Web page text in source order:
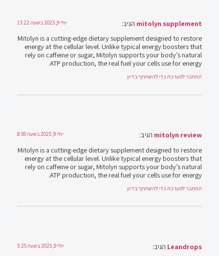
mitolyn supplement הגיב: יולי 9, 2025 בשעה 13:22
Mitolyn is a cutting-edge dietary supplement designed to restore
energy at the cellular level. Unlike typical energy boosters that
rely on caffeine or sugar, Mitolyn supports your body’s natural
ATP production, the real fuel your cells use for energy.
התחבר למערכת כדי להשתתף בדיון
mitolyn review הגיב: יולי 9, 2025 בשעה 8:59
Mitolyn is a cutting-edge dietary supplement designed to restore
energy at the cellular level. Unlike typical energy boosters that
rely on caffeine or sugar, Mitolyn supports your body’s natural
ATP production, the real fuel your cells use for energy.
התחבר למערכת כדי להשתתף בדיון
Leandrops הגיב: יולי 9, 2025 בשעה 5:25